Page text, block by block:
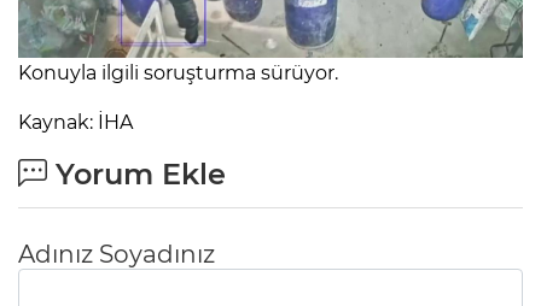
Konuyla ilgili soruşturma sürüyor.
Kaynak: İHA
Yorum Ekle
Adınız Soyadınız